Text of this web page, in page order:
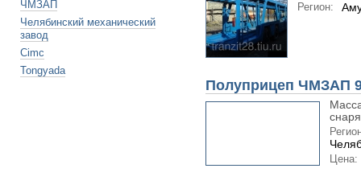
ЧМЗАП
Челябинский механический
завод
Cimc
Tongyada
Регион:
Полуприцеп ЧМЗАП
Цена: